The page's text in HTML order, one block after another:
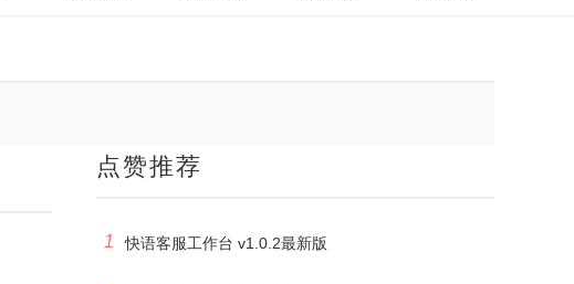
点赞推荐
1 快语客服工作台 v1.0.2最新版